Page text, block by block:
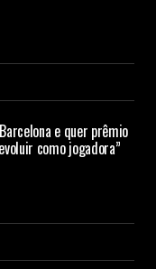
e quer prêmio
como jogadora”